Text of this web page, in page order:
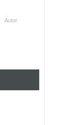
Autor